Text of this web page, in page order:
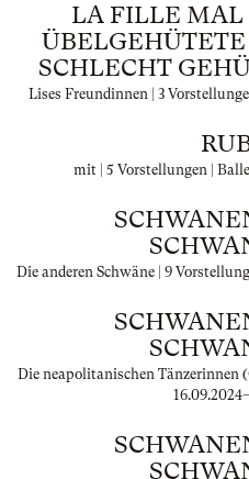
LA FILLE MAL
SCHLECHT
Lises Freundinnen | 3
mit | 5 Vorstellungen |
Die anderen Schwäne | 9
Die neapolitanischen Tänzerinnen
16.09.2024–